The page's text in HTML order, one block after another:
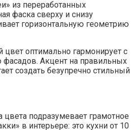
из переработанных
фаска сверху и снизу
горизонтальную геометрию
цвет оптимально гармонирует с
Акцент на правильных
создать безупречно стильный
подразумевает грамотное
в интерьере: это кухни от 10